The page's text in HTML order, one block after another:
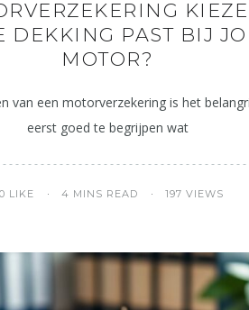
DEKKING PAST BIJ
MOTOR?
van een motorverzekering is het
eerst goed te begrijpen wat
0 LIKE 4 MINS READ 197 VIEWS